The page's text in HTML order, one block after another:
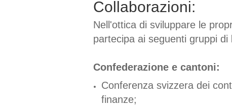
Collaborazioni:
Nell'ottica di sviluppare le
partecipa ai seguenti gruppi di
Confederazione e cantoni:
Conferenza svizzera dei
finanze;